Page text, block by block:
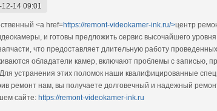
14 09:01
<a href=https://remont-videokamer-ink.ru/>центр
и готовы предложить сервис высочайшего
что предоставляет длительную работу
обладатели камер, включают проблемы с записью,
устранения этих поломок наши квалифицированные
ремонт нам, вы получаете долговечный и надежный
сайте: https://remont-videokamer-ink.ru